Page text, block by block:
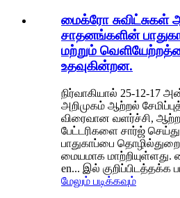
மைக்ரோ சுவிட்சுகள்
சாதனங்களின்
மற்றும்
உதவுகின்றன.
நிர்வாகியால் 25-12-17
அறிமுகம் ஆற்றல்
விரைவான வளர்ச்சி, ஆற்றல்
பேட்டரிகளை சார்ஜ்
பாதுகாப்பை
மையமாக மாற்றியுள்ளது.
en... இல்
மேலும் படிக்கவும்